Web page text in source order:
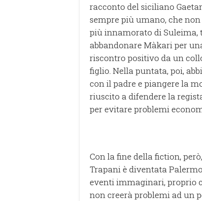
racconto del siciliano
sempre più umano, che
più innamorato di Suleima,
abbandonare Màkari per
riscontro positivo da un
figlio. Nella puntata, poi,
con il padre e piangere la
riuscito a difendere la
per evitare problemi
Con la fine della fiction,
Trapani è diventata
eventi immaginari, proprio
non creerà problemi ad un